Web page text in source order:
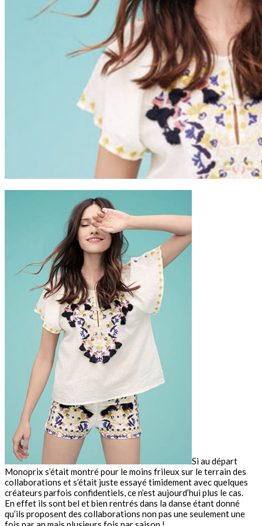
Si au départ
Monoprix s’était montré pour le moins frileux sur le terrain des
collaborations et s’était juste essayé timidement avec quelques
créateurs parfois confidentiels, ce n’est aujourd’hui plus le cas.
En effet ils sont bel et bien rentrés dans la danse étant donné
qu’ils proposent des collaborations non pas une seulement une